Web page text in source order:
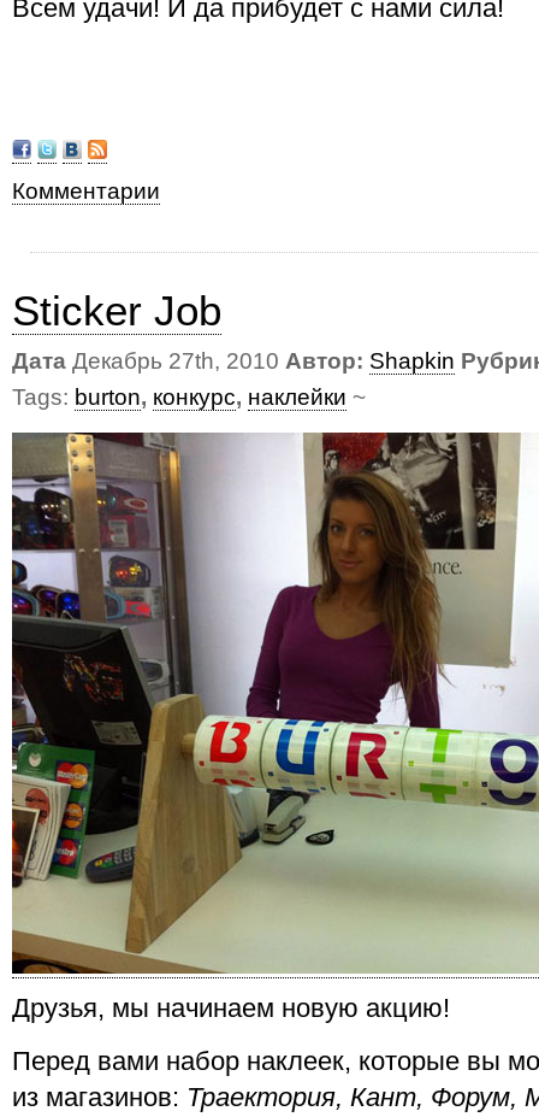
Всем удачи! И да прибудет с нами сила!
Комментарии
Sticker Job
Дата Декабрь 27th, 2010 Автор: Shapkin
Tags: burton, конкурс, наклейки ~
Друзья, мы начинаем новую акцию!
Перед вами набор наклеек, которые вы
из магазинов: Траектория, Кант,